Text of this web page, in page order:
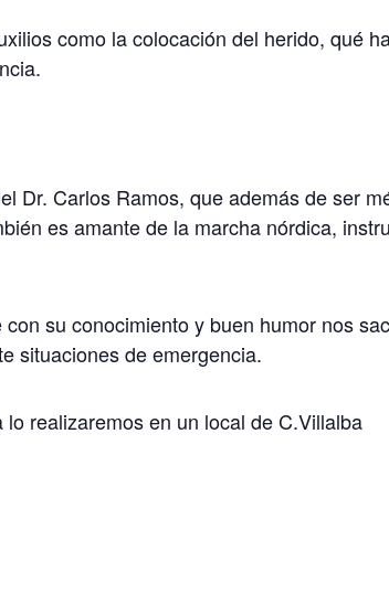
como la colocación del herido, qué
Dr. Carlos Ramos, que además de ser
es amante de la marcha nórdica,
su conocimiento y buen humor nos
situaciones de emergencia.
realizaremos en un local de C.Villalba